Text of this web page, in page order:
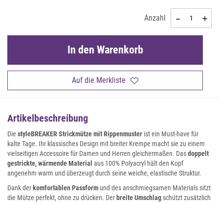
Anzahl
Auf die Merkliste
In den Warenkorb
Artikelbeschreibung
Die styleBREAKER Strickmütze mit Rippenmuster ist ein Must-have für
kalte Tage. Ihr klassisches Design mit breiter Krempe macht sie zu einem
vielseitigen Accessoire für Damen und Herren gleichermaßen. Dasdoppelt
gestrickte, wärmende Material aus 100% Polyacryl hält den Kopf
angenehm warm und überzeugt durch seine weiche, elastische Struktur.
Dank der komfortablen Passform und des anschmiegsamen Materials sitzt
die Mütze perfekt, ohne zu drücken. Der breite Umschlag schützt zusätzlich